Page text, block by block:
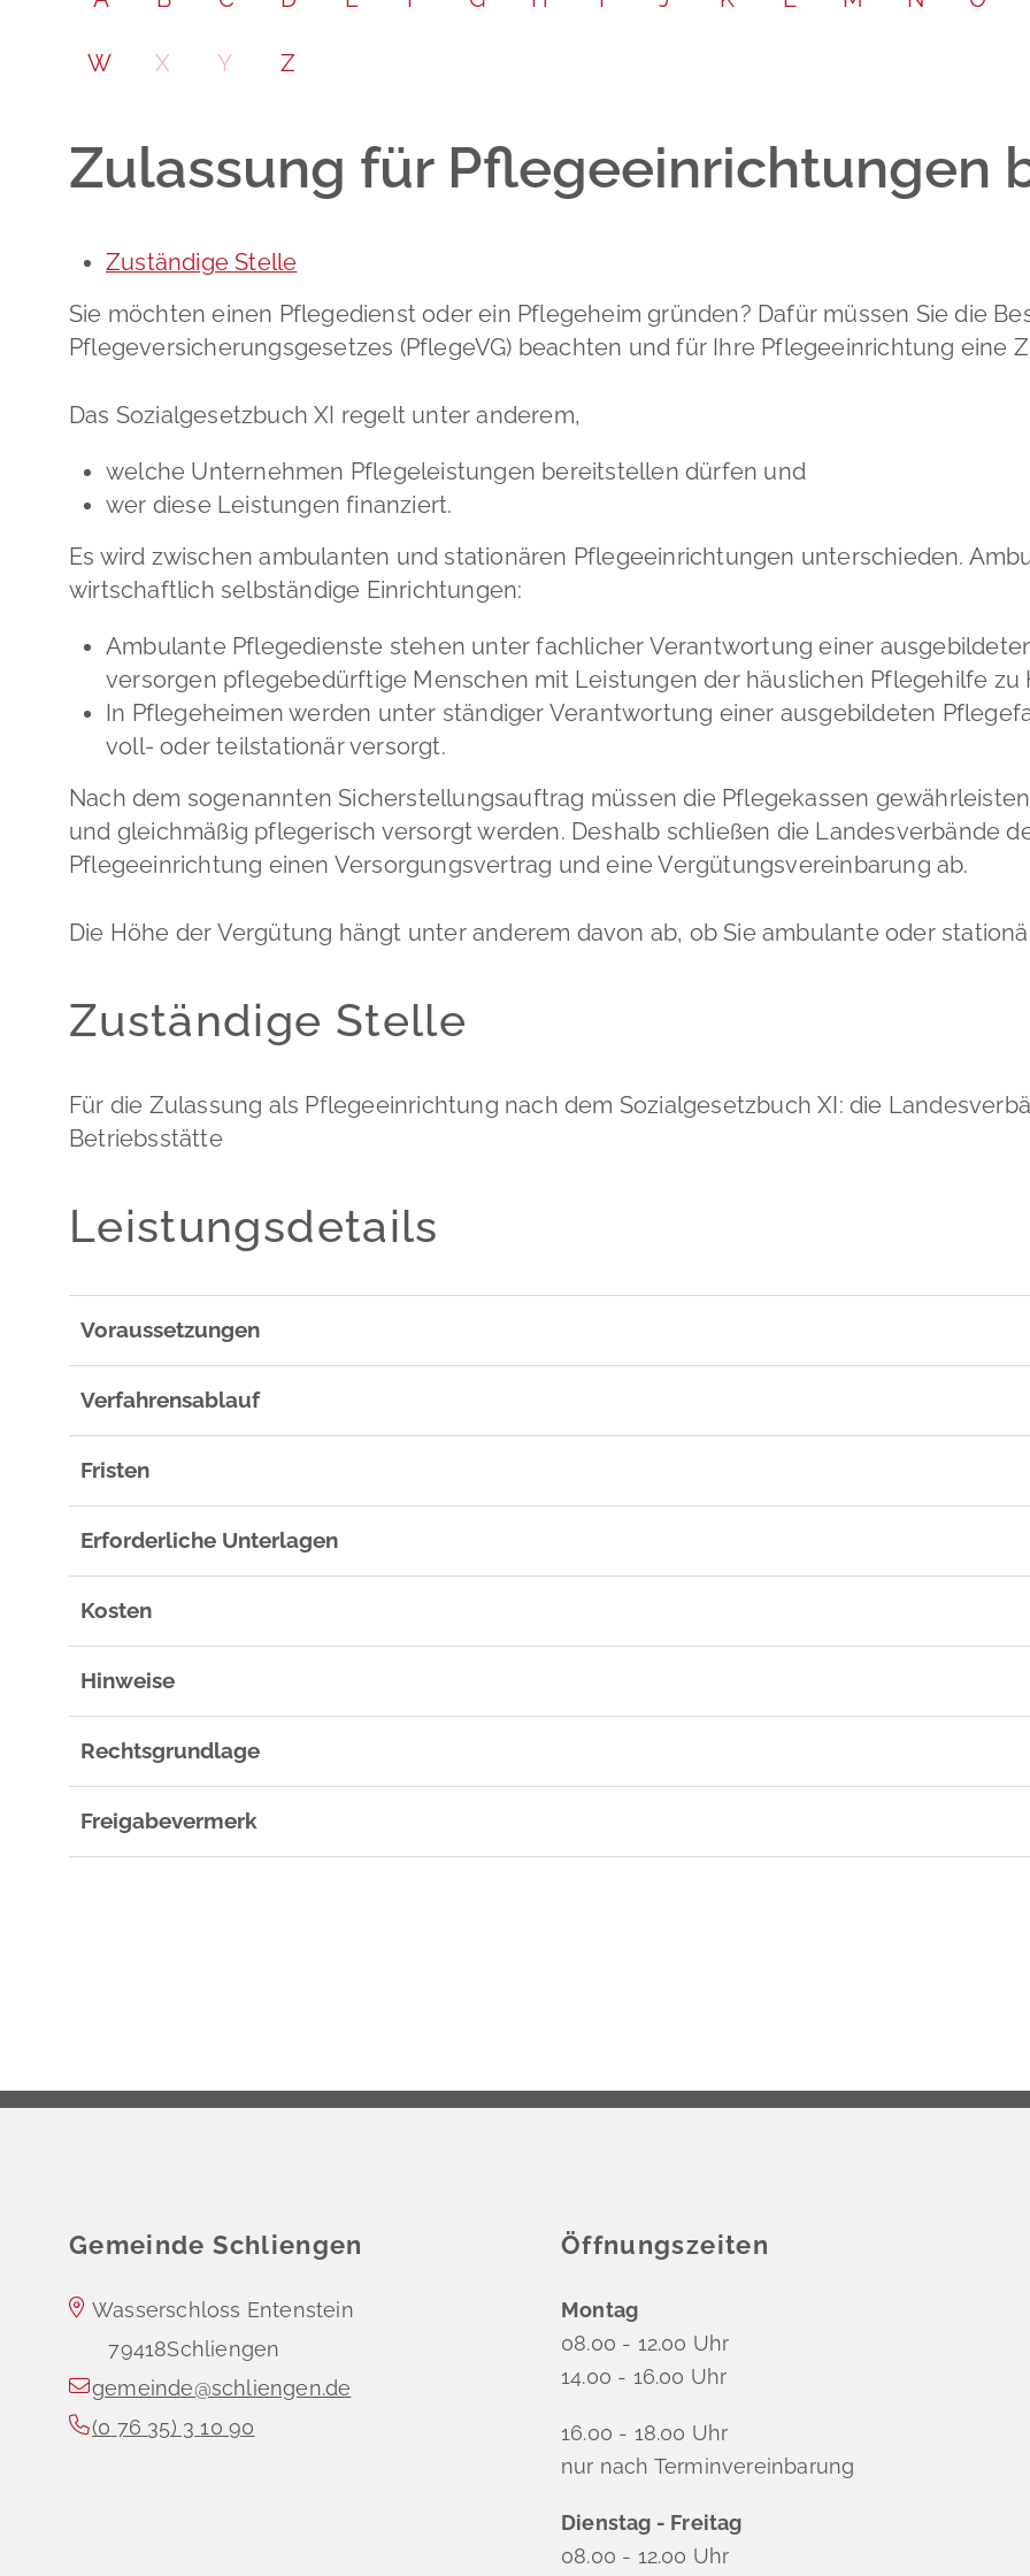
W X Y Z
Zulassung für Pflegeeinrichtungen
Zuständige Stelle
Sie möchten einen Pflegedienst oder ein Pflegeheim gründen? Dafür müssen Sie die
Pflegeversicherungsgesetzes (PflegeVG) beachten und für Ihre Pflegeeinrichtung eine
Das Sozialgesetzbuch XI regelt unter anderem,
welche Unternehmen Pflegeleistungen bereitstellen dürfen und
wer diese Leistungen finanziert.
Es wird zwischen ambulanten und stationären Pflegeeinrichtungen unterschieden.
wirtschaftlich selbständige Einrichtungen:
Ambulante Pflegedienste stehen unter fachlicher Verantwortung einer
versorgen pflegebedürftige Menschen mit Leistungen der häuslichen Pflegehilfe zu
In Pflegeheimen werden unter ständiger Verantwortung einer ausgebildeten
voll- oder teilstationär versorgt.
Nach dem sogenannten Sicherstellungsauftrag müssen die Pflegekassen
und gleichmäßig pflegerisch versorgt werden. Deshalb schließen die Landesverbände
Pflegeeinrichtung einen Versorgungsvertrag und eine Vergütungsvereinbarung ab.
Die Höhe der Vergütung hängt unter anderem davon ab, ob Sie ambulante oder
Zuständige Stelle
Für die Zulassung als Pflegeeinrichtung nach dem Sozialgesetzbuch XI: die
Betriebsstätte
Leistungsdetails
Voraussetzungen
Verfahrensablauf
Fristen
Erforderliche Unterlagen
Kosten
Hinweise
Rechtsgrundlage
Freigabevermerk
Gemeinde Schliengen
Wasserschloss Entenstein
79418Schliengen
gemeinde@schliengen.de
(0 76 35) 3 10 90
Öffnungszeiten
Montag
08.00 - 12.00 Uhr
14.00 - 16.00 Uhr
16.00 - 18.00 Uhr
nur nach Terminvereinbarung
Dienstag - Freitag
08.00 - 12.00 Uhr
Leichte